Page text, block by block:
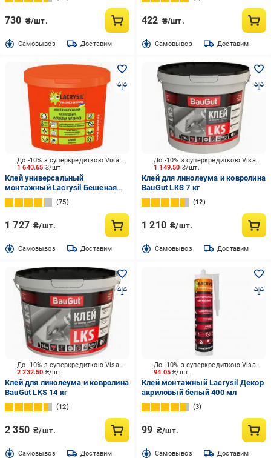
730 ₴/шт.
Cамовывоз Доставим
422 ₴/шт.
Cамовывоз Доставим
1 640.65 ₴/шт.
До -10% з суперкредиткою Visa Вигода
Клей универсальный
монтажный Lacrysil Бешеная
Липучка акриловый белый 12 кг
75
1 727 ₴/шт.
Cамовывоз Доставим
1 149.50 ₴/шт.
До -10% з суперкредиткою Visa Вигода
Клей для линолеума и ковролина
BauGut LKS 7 кг
12
1 210 ₴/шт.
Cамовывоз Доставим
2 232.50 ₴/шт.
До -10% з суперкредиткою Visa Вигода
Клей для линолеума и ковролина
BauGut LKS 14 кг
12
2 350 ₴/шт.
Cамовывоз Доставим
94.05₴/шт.
До -10% з суперкредиткою Visa Вигода
Клей монтажный Lacrysil Декор
акриловый белый 400 мл
3
99 ₴/шт.
Cамовывоз Доставим